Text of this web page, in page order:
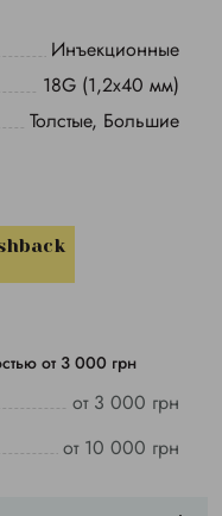
Инъекционные
18G (1,2х40 мм)
Толстые, Большие
от 3 000 грн
от 3 000 грн
от 10 000 грн